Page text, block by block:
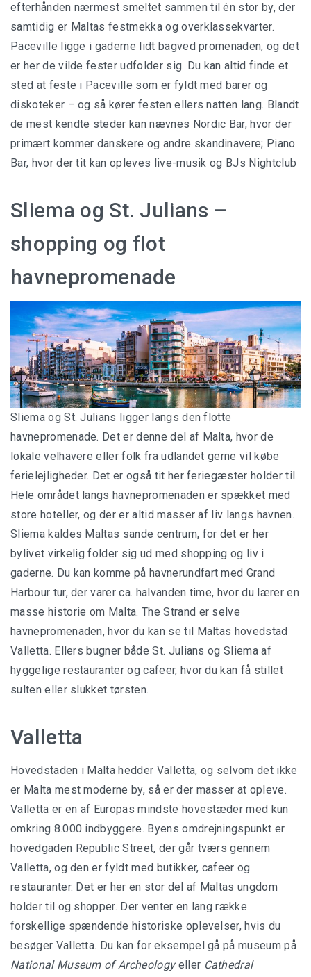
efterhånden nærmest smeltet sammen til én stor by, der
samtidig er Maltas festmekka og overklassekvarter.
Paceville ligge i gaderne lidt bagved promenaden, og det
er her de vilde fester udfolder sig. Du kan altid finde et
sted at feste i Paceville som er fyldt med barer og
diskoteker – og så kører festen ellers natten lang. Blandt
de mest kendte steder kan nævnes Nordic Bar, hvor der
primært kommer danskere og andre skandinavere; Piano
Bar, hvor der tit kan opleves live-musik og BJs Nightclub
Sliema og St. Julians –
shopping og flot
havnepromenade
Sliema og St. Julians ligger langs den flotte
havnepromenade. Det er denne del af Malta, hvor de
lokale velhavere eller folk fra udlandet gerne vil købe
ferielejligheder. Det er også tit her feriegæster holder til.
Hele området langs havnepromenaden er spækket med
store hoteller, og der er altid masser af liv langs havnen.
Sliema kaldes Maltas sande centrum, for det er her
bylivet virkelig folder sig ud med shopping og liv i
gaderne. Du kan komme på havnerundfart med Grand
Harbour tur, der varer ca. halvanden time, hvor du lærer en
masse historie om Malta. The Strand er selve
havnepromenaden, hvor du kan se til Maltas hovedstad
Valletta. Ellers bugner både St. Julians og Sliema af
hyggelige restauranter og cafeer, hvor du kan få stillet
sulten eller slukket tørsten.
Valletta
Hovedstaden i Malta hedder Valletta, og selvom det ikke
er Malta mest moderne by, så er der masser at opleve.
Valletta er en af Europas mindste hovestæder med kun
omkring 8.000 indbyggere. Byens omdrejningspunkt er
hovedgaden Republic Street, der går tværs gennem
Valletta, og den er fyldt med butikker, cafeer og
restauranter. Det er her en stor del af Maltas ungdom
holder til og shopper. Der venter en lang række
forskellige spændende historiske oplevelser, hvis du
besøger Valletta. Du kan for eksempel gå på museum på
National Museum of Archeologyeller Cathedral